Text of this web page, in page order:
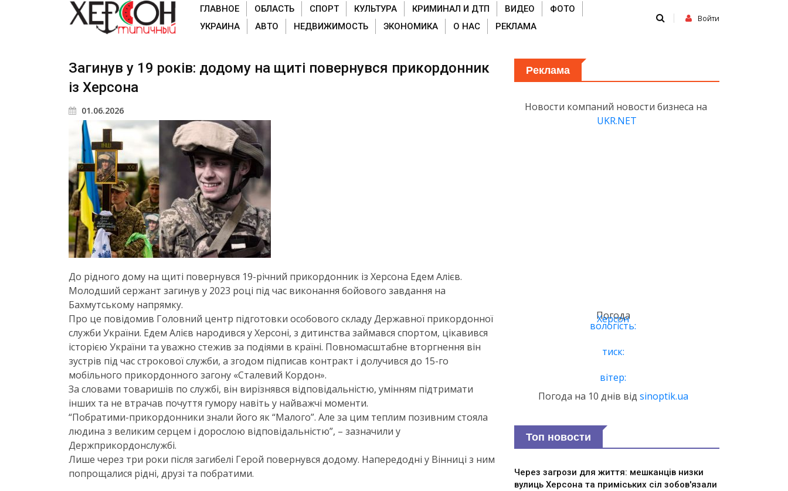
ГЛАВНОЕ ОБЛАСТЬ СПОРТ КУЛЬТУРА КРИМИНАЛ И ДТП ВИДЕО
ФОТО
УКРАИНА
АВТО НЕДВИЖИМОСТЬ ЭКОНОМИКА О НАС РЕКЛАМА
Войти
Загинув у 19 років: додому на щиті повернувся прикордонник
із Херсона
01.06.2026
До рідного дому на щиті повернувся 19-річний прикордонник із Херсона Едем Алієв.
Молодший сержант загинув у 2023 році під час виконання бойового завдання на
Бахмутському напрямку.
Про це повідомив Головний центр підготовки особового складу Державної прикордонної
служби України. Едем Алієв народився у Херсоні, з дитинства займався спортом, цікавився
історією України та уважно стежив за подіями в країні. Повномасштабне вторгнення він
зустрів під час строкової служби, а згодом підписав контракт і долучився до 15-го
мобільного прикордонного загону «Сталевий Кордон».
За словами товаришів по службі, він вирізнявся відповідальністю, умінням підтримати
інших та не втрачав почуття гумору навіть у найважчі моменти.
“Побратими-прикордонники знали його як “Малого”. Але за цим теплим позивним стояла
людина з великим серцем і дорослою відповідальністю”, – зазначили у
Держприкордонслужбі.
Лише через три роки після загибелі Герой повернувся додому. Напередодні у Вінниці з ним
попрощалися рідні, друзі та побратими.
Реклама
Новости компаний новости бизнеса на
UKR.NET
Погода
Херсон
вологість:
тиск:
вітер:
Погода на 10 днів від sinoptik.ua
Топ новости
Через загрози для життя: мешканців низки
вулиць Херсона та приміських сіл зобов'язали